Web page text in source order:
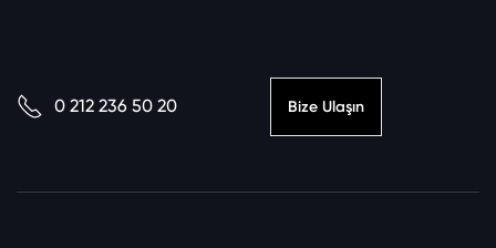
0 212 236 50 20 Bize Ulaşın